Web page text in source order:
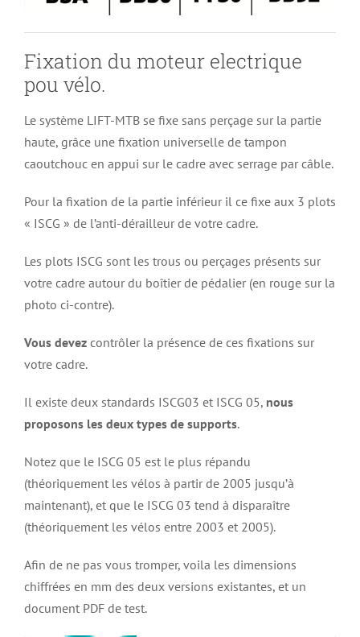
Fixation du moteur electrique
pou vélo.
Le système LIFT-MTB se fixe sans perçage sur la partie
haute, grâce une fixation universelle de tampon
caoutchouc en appui sur le cadre avec serrage par câble.
Pour la fixation de la partie inférieur il ce fixe aux 3 plots
« ISCG » de l’anti-dérailleur de votre cadre.
Les plots ISCG sont les trous ou perçages présents sur
votre cadre autour du boîtier de pédalier (en rouge sur la
photo ci-contre).
Vous devezcontrôler la présence de ces fixations sur
votre cadre.
Il existe deux standards ISCG03 et ISCG 05, nous
proposons les deux types de supports.
Notez que le ISCG 05 est le plus répandu
(théoriquement les vélos à partir de 2005 jusqu’à
maintenant), et que le ISCG 03 tend à disparaître
(théoriquement les vélos entre 2003 et 2005).
Afin de ne pas vous tromper, voila les dimensions
chiffrées en mm des deux versions existantes, et un
document PDF de test.